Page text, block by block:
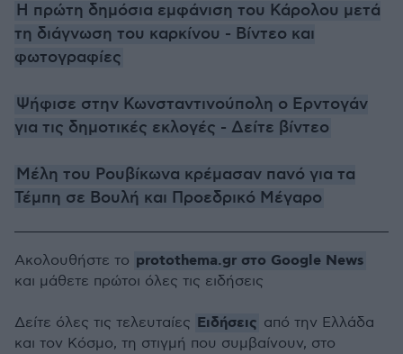
Η πρώτη δημόσια εμφάνιση του Κάρολου μετά
τη διάγνωση του καρκίνου - Βίντεο και
φωτογραφίες
Ψήφισε στην Κωνσταντινούπολη ο Ερντογάν
για τις δημοτικές εκλογές - Δείτε βίντεο
Μέλη του Ρουβίκωνα κρέμασαν πανό για τα
Τέμπη σε Βουλή και Προεδρικό Μέγαρο
Ακολουθήστε το protothema.gr στο Google News
και μάθετε πρώτοι όλες τις ειδήσεις
Δείτε όλες τις τελευταίες Ειδήσεις από την Ελλάδα
και τον Κόσμο, τη στιγμή που συμβαίνουν, στο